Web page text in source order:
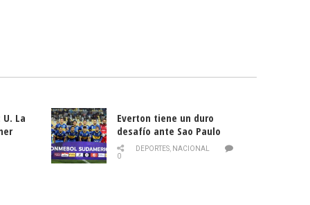
La
Everton tiene un duro
desafío ante Sao Paulo
DEPORTES, NACIONAL
0